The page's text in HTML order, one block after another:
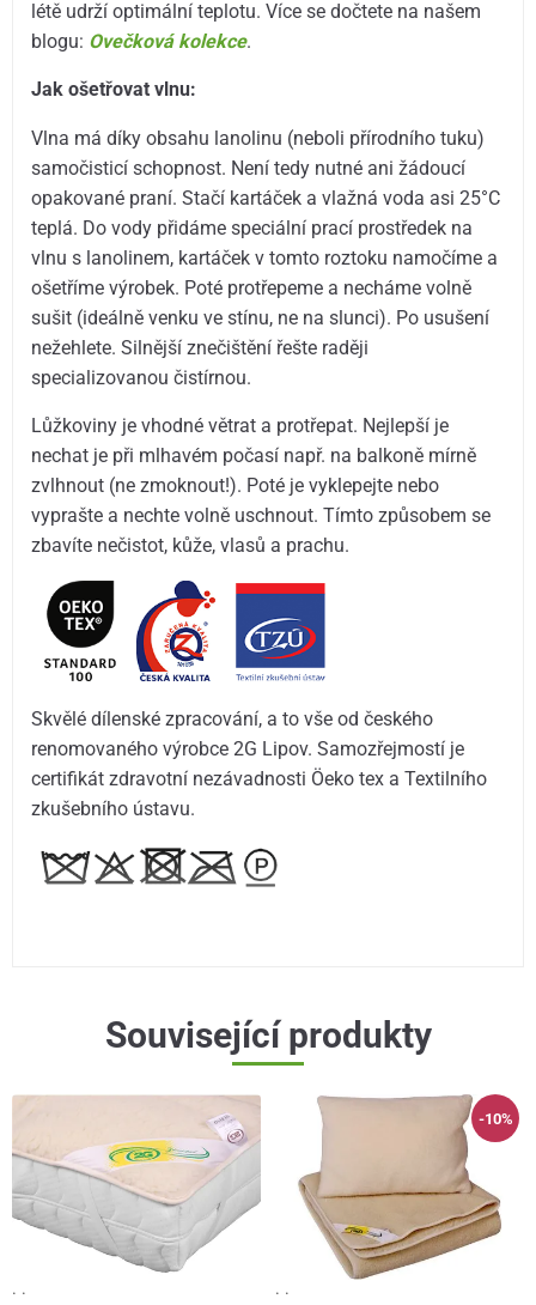
létě udrží optimální teplotu. Více se dočtete na našem
blogu: Ovečková kolekce.
Jak ošetřovat vlnu:
Vlna má díky obsahu lanolinu (neboli přírodního tuku)
samočisticí schopnost. Není tedy nutné ani žádoucí
opakované praní. Stačí kartáček a vlažná voda asi 25°C
teplá. Do vody přidáme speciální prací prostředek na
vlnu s lanolinem, kartáček v tomto roztoku namočíme a
ošetříme výrobek. Poté protřepeme a necháme volně
sušit (ideálně venku ve stínu, ne na slunci). Po usušení
nežehlete. Silnější znečištění řešte raději
specializovanou čistírnou.
Lůžkoviny je vhodné větrat a protřepat. Nejlepší je
nechat je při mlhavém počasí např. na balkoně mírně
zvlhnout (ne zmoknout!). Poté je vyklepejte nebo
vyprašte a nechte volně uschnout. Tímto způsobem se
zbavíte nečistot, kůže, vlasů a prachu.
Skvělé dílenské zpracování, a to vše od českého
renomovaného výrobce 2G Lipov. Samozřejmostí je
certifikát zdravotní nezávadnosti Öeko tex a Textilního
zkušebního ústavu.
Související produkty
· ·
-10%
· ·